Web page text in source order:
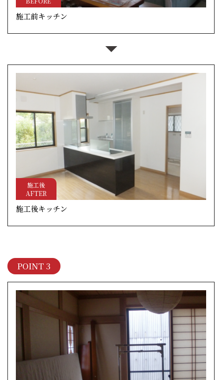
施工前キッチン
施工後
AFTER
施工後キッチン
POINT 3